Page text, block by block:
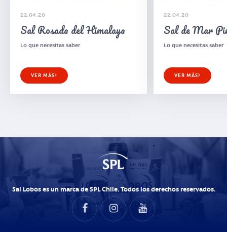
22.04.20
Sal Rosada del Himalaya
Lo que necesitas saber
VER MÁS
22.04.20
Sal de Mar
Lo que necesitas saber
VER MÁS
Sal Lobos es un marca de SPL Chile. Todos los derechos reservados.